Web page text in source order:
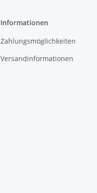
Informationen
Zahlungsmöglichkeiten
Versandinformationen